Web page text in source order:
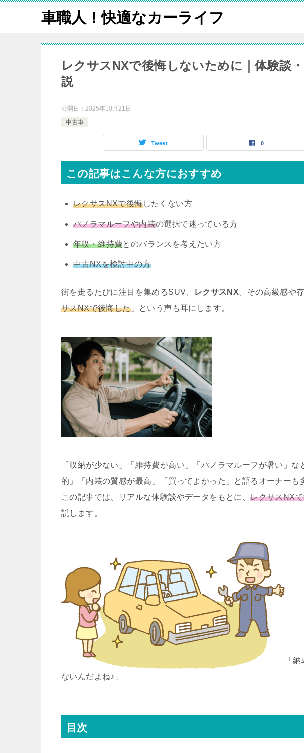
車職人！快適なカーライフ
レクサスNXで後悔しないために｜体験談
説
公開日： 2025年10月21日
中古車
Tweet 0
この記事はこんな方におすすめ
レクサスNXで後悔したくない方
パノラマルーフや内装の選択で迷っている方
年収・維持費とのバランスを考えたい方
中古NXを検討中の方
街を走るたびに注目を集めるSUV、 レクサスNX。その高級感や
サスNXで後悔した」という声も耳にします。
「収納が少ない」「維持費が高い」「パノラマルーフが暑い」
的」「内装の質感が最高」「買ってよかった」と語るオーナーも
この記事では、リアルな体験談やデータをもとに、レクサスNX
説します。
「
ないんだよね♪」
目次